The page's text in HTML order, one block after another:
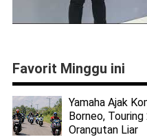
Favorit Minggu ini
Yamaha Ajak
Borneo,
Orangutan Liar